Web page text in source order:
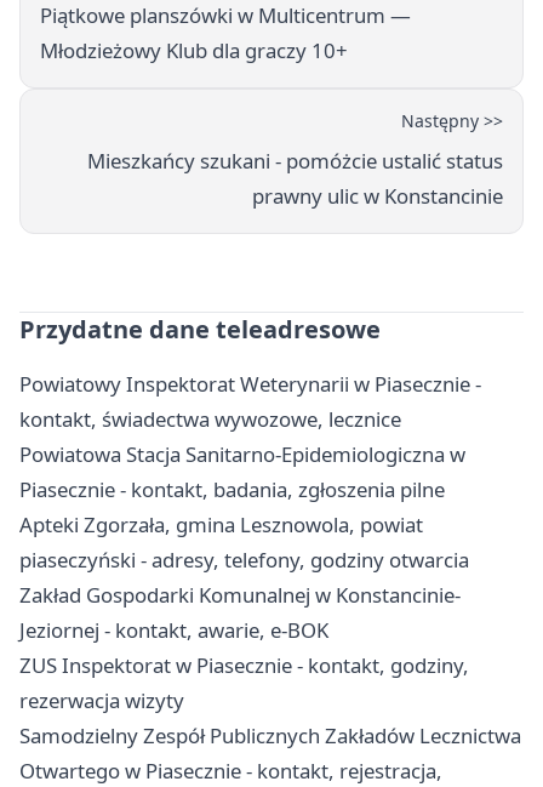
Piątkowe planszówki w Multicentrum —
Młodzieżowy Klub dla graczy 10+
Następny >>
Mieszkańcy szukani - pomóżcie ustalić status
prawny ulic w Konstancinie
Przydatne dane teleadresowe
Powiatowy Inspektorat Weterynarii w Piasecznie -
kontakt, świadectwa wywozowe, lecznice
Powiatowa Stacja Sanitarno-Epidemiologiczna w
Piasecznie - kontakt, badania, zgłoszenia pilne
Apteki Zgorzała, gmina Lesznowola, powiat
piaseczyński - adresy, telefony, godziny otwarcia
Zakład Gospodarki Komunalnej w Konstancinie-
Jeziornej - kontakt, awarie, e-BOK
ZUS Inspektorat w Piasecznie - kontakt, godziny,
rezerwacja wizyty
Samodzielny Zespół Publicznych Zakładów Lecznictwa
Otwartego w Piasecznie - kontakt, rejestracja,